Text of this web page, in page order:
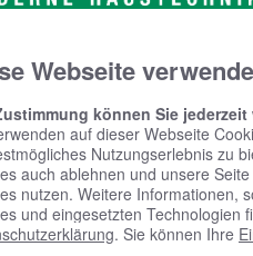
Online Termine anfragen!
Webseite
können Sie jederzeit
auf dieser Webseite
Nutzungserlebnis zu
auch ablehnen und unsere
nutzen. Weitere Informationen,
und eingesetzten Technologien
. Sie können Ihre